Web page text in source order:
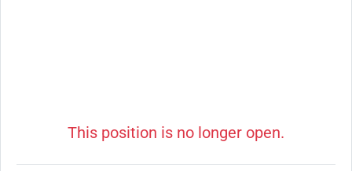
This position is no longer open.